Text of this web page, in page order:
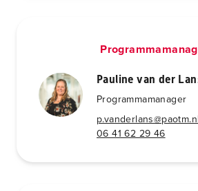
Pauline van der
Programmamanager
p.vanderlans@paotm.nl
06 41 62 29 46